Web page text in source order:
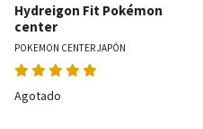
Hydreigon Fit Pokémon
center
POKEMON CENTER JAPÓN
Agotado